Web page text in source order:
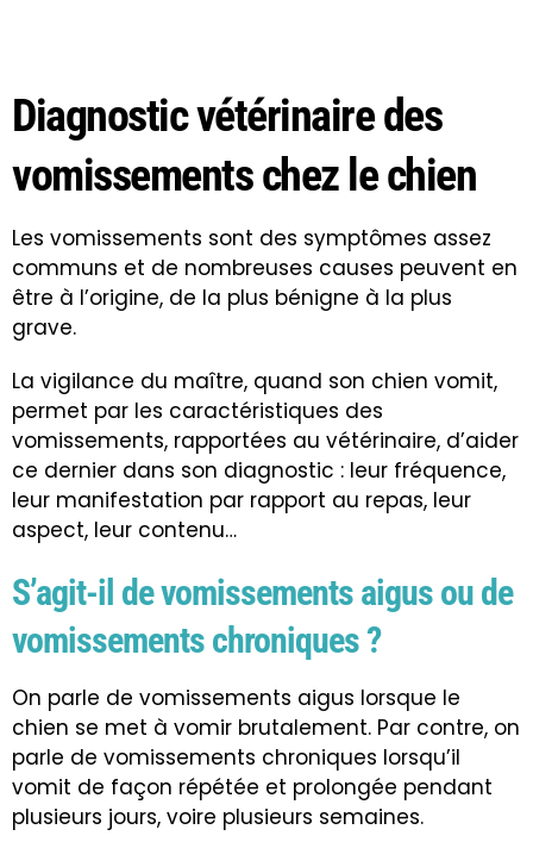
Diagnostic vétérinaire des
vomissements chez le chien
Les vomissements sont des symptômes assez
communs et de nombreuses causes peuvent en
être à l’origine, de la plus bénigne à la plus
grave.
La vigilance du maître, quand son chien vomit,
permet par les caractéristiques des
vomissements, rapportées au vétérinaire, d’aider
ce dernier dans son diagnostic : leur fréquence,
leur manifestation par rapport au repas, leur
aspect, leur contenu…
S’agit-il de vomissements aigus ou de
vomissements chroniques ?
On parle de vomissements aigus lorsque le
chien se met à vomir brutalement. Par contre, on
parle de vomissements chroniques lorsqu’il
vomit de façon répétée et prolongée pendant
plusieurs jours, voire plusieurs semaines.